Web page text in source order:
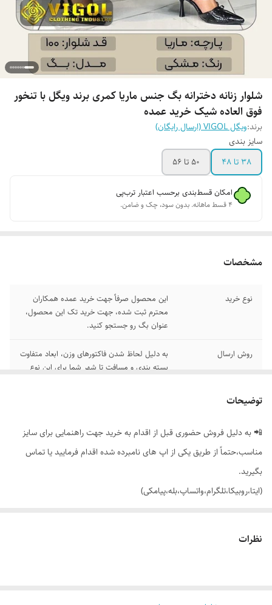
شلوار زنانه دخترانه بگ جنس ماریا کمری برند ویگل با تنخور
فوق العاده شیک خرید عمده
برند:ویگل VIGOL (ارسال رایگان)
سایز بندی
38 تا 48
50 تا 56
امکان قسط‌بندی برحسب اعتبار ترب‌پی
۴ قسط ماهانه. بدون سود، چک و ضامن.
مشخصات
نوع خرید
این محصول صرفاً جهت خرید عمده همکاران
محترم ثبت شده، جهت خرید تک این محصول،
عنوان بگ رو جستجو کنید.
روش ارسال
به دلیل لحاظ شدن فاکتورهای وزن، ابعاد متفاوت
بسته بندی و مسافت تا شهر شما برای این نوع
سایز بندی 1 از 38 تا 56
اندازه
توضیحات
📲 به دلیل فروش حضوری قبل از اقدام به خرید جهت راهنمایی برای سایز
مناسب،حتماً از طریق یکی از اپ های نامبرده شده اقدام فرمایید یا تماس
بگیرید.
(ایتا،روبیکا،تلگرام،واتساپ،بله،پیامکی)
محصول، عنوان بوت کات رو جستجو کنید.
نظرات